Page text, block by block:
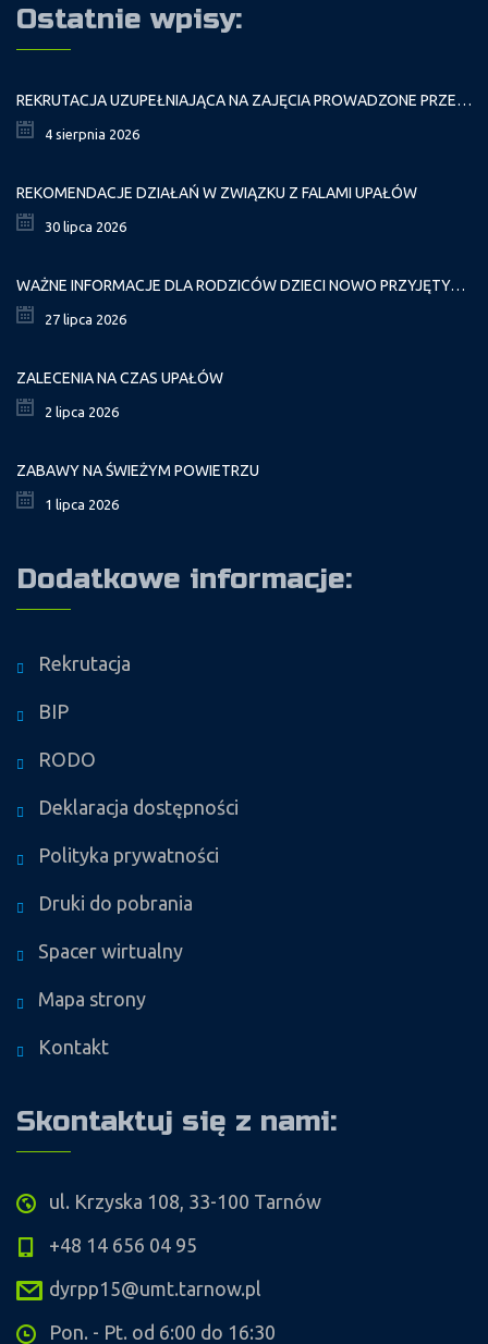
Ostatnie wpisy:
REKRUTACJA UZUPEŁNIAJĄCA NA ZAJĘCIA PROWADZONE PRZEZ PAŁAC MŁODZIEŻY W ROKU SZKOLNYM 2026/2027
4 sierpnia 2026
REKOMENDACJE DZIAŁAŃ W ZWIĄZKU Z FALAMI UPAŁÓW
30 lipca 2026
WAŻNE INFORMACJE DLA RODZICÓW DZIECI NOWO PRZYJĘTYCH GR. I
27 lipca 2026
ZALECENIA NA CZAS UPAŁÓW
2 lipca 2026
ZABAWY NA ŚWIEŻYM POWIETRZU
1 lipca 2026
Dodatkowe informacje:
Rekrutacja
BIP
RODO
Deklaracja dostępności
Polityka prywatności
Druki do pobrania
Spacer wirtualny
Mapa strony
Kontakt
Skontaktuj się z nami:
ul. Krzyska 108, 33-100 Tarnów
+48 14 656 04 95
dyrpp15@umt.tarnow.pl
Pon. - Pt. od 6:00 do 16:30